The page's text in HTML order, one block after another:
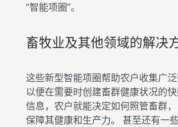
“智能项圈”。
畜牧业及其他领域的解决
这些新型智能项圈帮助农户收集广泛
以便在需要时创建畜群健康状况的
信息，农户就能决定如何照管畜群，
保障其健康和生产力。 甚至还有一